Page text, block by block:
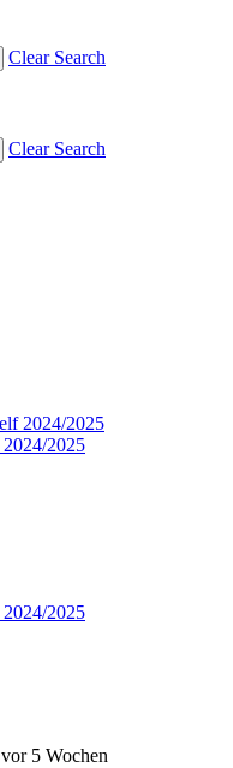
Clear Search
Clear Search
2025
2025
5 Wochen